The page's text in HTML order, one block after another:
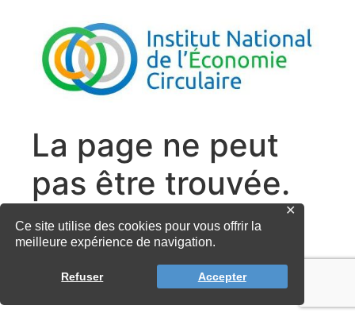
Ce site utilise des cookies pour vous offrir la
meilleure expérience de navigation.
Refuser Accepter
✕